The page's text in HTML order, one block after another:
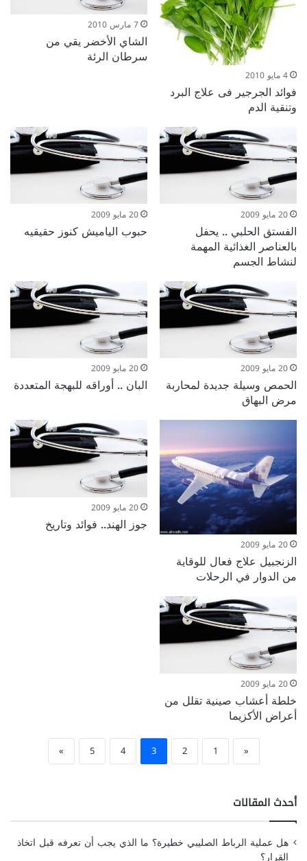
4 مايو 2010
فوائد الجرجير فى علاج البرد
وتنقية الدم
7 مارس 2010
الشاي الأخضر يقي من
سرطان الرئة
20 مايو 2009
الفستق الحلبي .. يحفل
بالعناصر الغذائية المهمة
لنشاط الجسم
20 مايو 2009
حبوب الياميش كنوز حقيقيه
20 مايو 2009
الحمص وسيلة جديدة لمحاربة
مرض البهاق
20 مايو 2009
البان .. أوراقه للبهجة المتعددة
20 مايو 2009
الزنجبيل علاج فعال للوقاية
من الدوار في الرحلات
20 مايو 2009
جوز الهند.. فوائد وتاريخ
20 مايو 2009
خلطة أعشاب صينية تقلل من
أعراض الأكزيما
«
1
2
3
4
5
»
أحدث المقالات
هل عملية الرباط الصليبي خطيرة؟ ما الذي يجب أن تعرفه قبل اتخاذ
القرار؟